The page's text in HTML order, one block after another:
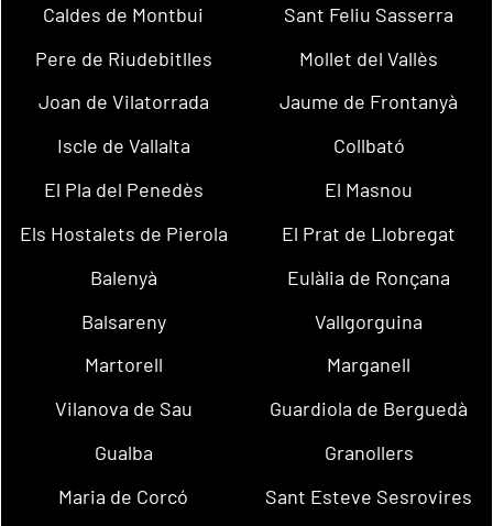
Caldes de Montbui
Sant Feliu Sasserra
Pere de Riudebitlles
Mollet del Vallès
Joan de Vilatorrada
Jaume de Frontanyà
Iscle de Vallalta
Collbató
El Pla del Penedès
El Masnou
Els Hostalets de Pierola
El Prat de Llobregat
Balenyà
Eulàlia de Ronçana
Balsareny
Vallgorguina
Martorell
Marganell
Vilanova de Sau
Guardiola de Berguedà
Gualba
Granollers
Maria de Corcó
Sant Esteve Sesrovires